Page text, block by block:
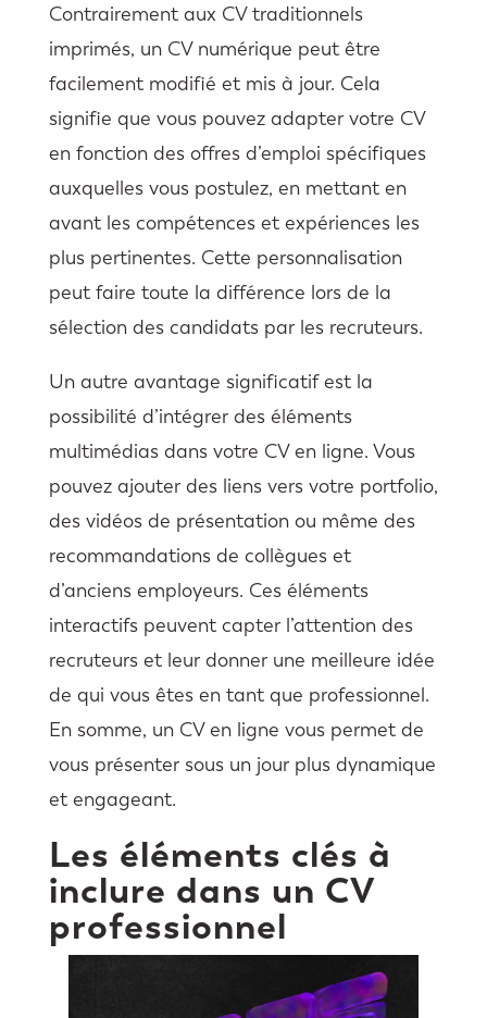
Contrairement aux CV traditionnels
imprimés, un CV numérique peut être
facilement modifié et mis à jour. Cela
signifie que vous pouvez adapter votre CV
en fonction des offres d’emploi spécifiques
auxquelles vous postulez, en mettant en
avant les compétences et expériences les
plus pertinentes. Cette personnalisation
peut faire toute la différence lors de la
sélection des candidats par les recruteurs.
Un autre avantage significatif est la
possibilité d’intégrer des éléments
multimédias dans votre CV en ligne. Vous
pouvez ajouter des liens vers votre portfolio,
des vidéos de présentation ou même des
recommandations de collègues et
d’anciens employeurs. Ces éléments
interactifs peuvent capter l’attention des
recruteurs et leur donner une meilleure idée
de qui vous êtes en tant que professionnel.
En somme, un CV en ligne vous permet de
vous présenter sous un jour plus dynamique
et engageant.
Les éléments clés à
inclure dans un CV
professionnel